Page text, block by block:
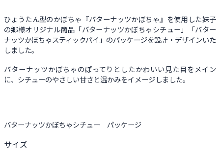
ひょうたん型のかぼちゃ『バターナッツかぼちゃ』を使用した妹子
の郷様オリジナル商品「バターナッツかぼちゃシチュー」「バター
ナッツかぼちゃスティックパイ」のパッケージを設計・デザインいた
しました。
バターナッツかぼちゃのぽってりとしたかわいい見た目をメイン
に、シチューのやさしい甘さと温かみをイメージしました。
バターナッツかぼちゃシチュー パッケージ
サイズ